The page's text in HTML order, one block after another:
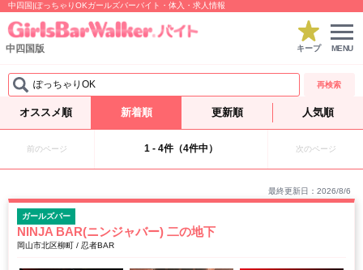
中四国|ぽっちゃりOKガールズバーバイト・体入・求人情報
中四国版 キープ MENU
ぽっちゃりOK 再検索
オススメ順 新着順 更新順 人気順
前のページ 1 - 4件（4件中） 次のページ
最終更新日：2026/8/6
ガールズバー
NINJA BAR(ニンジャバー) 二の地下
岡山市北区柳町 / 忍者BAR